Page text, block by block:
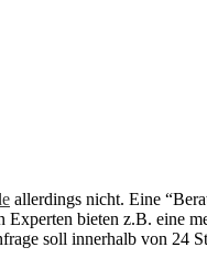
allerdings nicht. Eine
Experten bieten z.B. eine
soll innerhalb von 24